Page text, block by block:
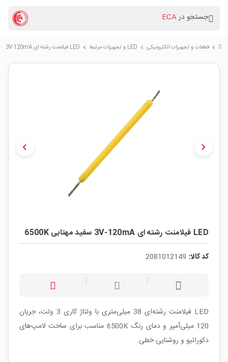
جستجو درECA
chevron_right قطعات و تجهیزات الکترونیکی chevron_right LED و تجهیزات مرتبط chevron_right LED فیلامنت رشته ای 3V-120mA سفید مهتابی 6500K
chevron_left chevron_right
LED فیلامنت رشته ای 3V-120mA سفید مهتابی 6500K
کد کالا: 2081012149
LED فیلامنت رشته‌ای 38 میلی‌متری با ولتاژ کاری 3 ولت، جریان
120 میلی‌آمپر و دمای رنگ 6500K مناسب برای ساخت لامپ‌های
دکوراتیو و روشنایی خطی.